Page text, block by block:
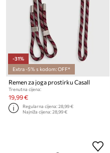
-31%
Extra -5% s kodom: OFF*
Remen za joga prostirku Casall
Trenutna cijena:
19,99 €
Regularna cijena:28,99 €
Najniža cijena:28,99 €